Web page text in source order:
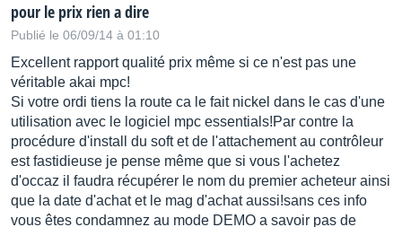
pour le prix rien a dire
Publié le 06/09/14 à 01:10
Excellent rapport qualité prix même si ce n'est pas une
véritable akai mpc!
Si votre ordi tiens la route ca le fait nickel dans le cas d'une
utilisation avec le logiciel mpc essentials!Par contre la
procédure d'install du soft et de l'attachement au contrôleur
est fastidieuse je pense même que si vous l'achetez
d'occaz il faudra récupérer le nom du premier acheteur ainsi
que la date d'achat et le mag d'achat aussi!sans ces info
vous êtes condamnez au mode DEMO a savoir pas de